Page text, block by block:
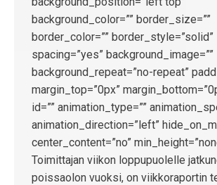
background_color=”” border_size=””
border_color=”” border_style=”solid”
spacing=”yes” background_image=””
background_repeat=”no-repeat”
margin_top=”0px”
id=”” animation_type=””
animation_direction=”left”
center_content=”no”
Toimittajan viikon loppupuolelle
poissaolon vuoksi, on viikkoraportin